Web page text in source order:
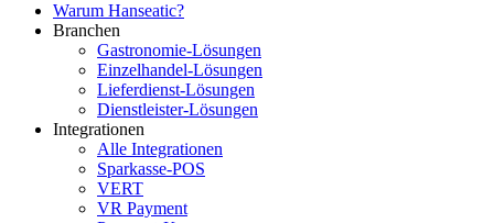
Warum Hanseatic?
Branchen
Gastronomie-Lösungen
Einzelhandel-Lösungen
Lieferdienst-Lösungen
Dienstleister-Lösungen
Integrationen
Alle Integrationen
Sparkasse-POS
VERT
VR Payment